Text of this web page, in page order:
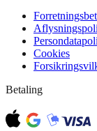
Cookies
Betaling